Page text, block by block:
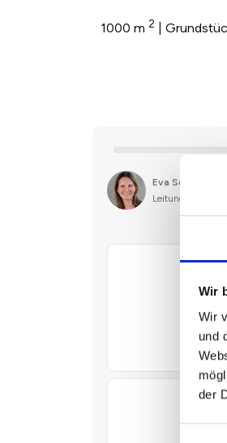
Wir
Wir
und
der
1000 m 2 |